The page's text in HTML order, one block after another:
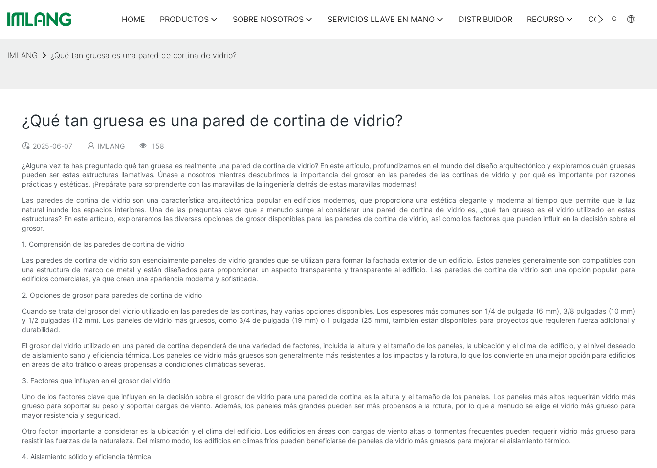
HOME PRODUCTOS SOBRE NOSOTROS SERVICIOS LLAVE EN MANO DISTRIBUIDOR RECURSO CONTÁCTENOS
IMLANG ¿Qué tan gruesa es una pared de cortina de vidrio?
¿Qué tan gruesa es una pared de cortina de vidrio?
2025-06-07 IMLANG 158
¿Alguna vez te has preguntado qué tan gruesa es realmente una pared de cortina de vidrio? En este artículo, profundizamos en el mundo del diseño arquitectónico y exploramos cuán gruesas
pueden ser estas estructuras llamativas. Únase a nosotros mientras descubrimos la importancia del grosor en las paredes de las cortinas de vidrio y por qué es importante por razones
prácticas y estéticas. ¡Prepárate para sorprenderte con las maravillas de la ingeniería detrás de estas maravillas modernas!
Las paredes de cortina de vidrio son una característica arquitectónica popular en edificios modernos, que proporciona una estética elegante y moderna al tiempo que permite que la luz
natural inunde los espacios interiores. Una de las preguntas clave que a menudo surge al considerar una pared de cortina de vidrio es, ¿qué tan grueso es el vidrio utilizado en estas
estructuras? En este artículo, exploraremos las diversas opciones de grosor disponibles para las paredes de cortina de vidrio, así como los factores que pueden influir en la decisión sobre el
grosor.
1. Comprensión de las paredes de cortina de vidrio
Las paredes de cortina de vidrio son esencialmente paneles de vidrio grandes que se utilizan para formar la fachada exterior de un edificio. Estos paneles generalmente son compatibles con
una estructura de marco de metal y están diseñados para proporcionar un aspecto transparente y transparente al edificio. Las paredes de cortina de vidrio son una opción popular para
edificios comerciales, ya que crean una apariencia moderna y sofisticada.
2. Opciones de grosor para paredes de cortina de vidrio
Cuando se trata del grosor del vidrio utilizado en las paredes de las cortinas, hay varias opciones disponibles. Los espesores más comunes son 1/4 de pulgada (6 mm), 3/8 pulgadas (10 mm)
y 1/2 pulgadas (12 mm). Los paneles de vidrio más gruesos, como 3/4 de pulgada (19 mm) o 1 pulgada (25 mm), también están disponibles para proyectos que requieren fuerza adicional y
durabilidad.
El grosor del vidrio utilizado en una pared de cortina dependerá de una variedad de factores, incluida la altura y el tamaño de los paneles, la ubicación y el clima del edificio, y el nivel deseado
de aislamiento sano y eficiencia térmica. Los paneles de vidrio más gruesos son generalmente más resistentes a los impactos y la rotura, lo que los convierte en una mejor opción para edificios
en áreas de alto tráfico o áreas propensas a condiciones climáticas severas.
3. Factores que influyen en el grosor del vidrio
Uno de los factores clave que influyen en la decisión sobre el grosor de vidrio para una pared de cortina es la altura y el tamaño de los paneles. Los paneles más altos requerirán vidrio más
grueso para soportar su peso y soportar cargas de viento. Además, los paneles más grandes pueden ser más propensos a la rotura, por lo que a menudo se elige el vidrio más grueso para
mayor resistencia y seguridad.
Otro factor importante a considerar es la ubicación y el clima del edificio. Los edificios en áreas con cargas de viento altas o tormentas frecuentes pueden requerir vidrio más grueso para
resistir las fuerzas de la naturaleza. Del mismo modo, los edificios en climas fríos pueden beneficiarse de paneles de vidrio más gruesos para mejorar el aislamiento térmico.
4. Aislamiento sólido y eficiencia térmica